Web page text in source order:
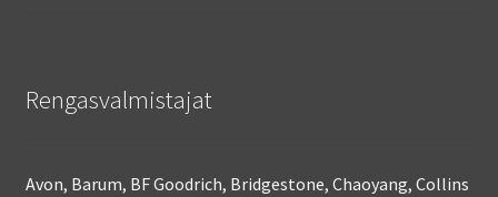
Rengasvalmistajat
Avon, Barum, BF Goodrich, Bridgestone, Chaoyang, Collins